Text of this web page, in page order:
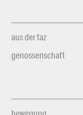
aus der taz
genossenschaft